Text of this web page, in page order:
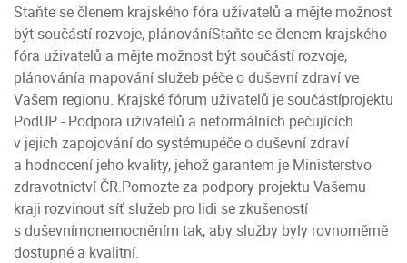
Staňte se členem krajského fóra uživatelů a mějte možnost
být součástí rozvoje, plánováníStaňte se členem krajského
fóra uživatelů a mějte možnost být součástí rozvoje,
plánovánía mapování služeb péče o duševní zdraví ve
Vašem regionu. Krajské fórum uživatelů je součástíprojektu
PodUP - Podpora uživatelů a neformálních pečujících
v jejich zapojování do systémupéče o duševní zdraví
a hodnocení jeho kvality, jehož garantem je Ministerstvo
zdravotnictví ČR.Pomozte za podpory projektu Vašemu
kraji rozvinout síť služeb pro lidi se zkušeností
s duševnímonemocněním tak, aby služby byly rovnoměrně
dostupné a kvalitní.